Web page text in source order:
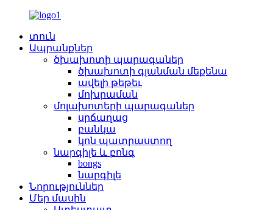
տուն
Ապրանքներ
ծխախոտի պարագաներ
ծխախոտի գլանման մեքենա
ավելի թեթեւ
մոխրաման
մոլախոտերի պարագաներ
սրճաղաց
բանկա
կոն պատրաստող
նարգիլե և բոնգ
bongs
նարգիլե
Նորություններ
Մեր մասին